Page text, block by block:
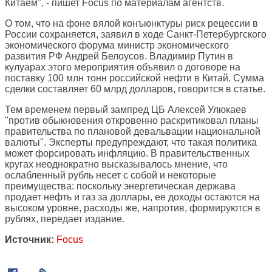
Китаем", - пишет Focus по материалам агентств.
О том, что на фоне вялой конъюнктуры риск рецессии в
России сохраняется, заявил в ходе Санкт-Петербургского
экономического форума министр экономического
развития РФ Андрей Белоусов. Владимир Путин в
кулуарах этого мероприятия объявил о договоре на
поставку 100 млн тонн российской нефти в Китай. Сумма
сделки составляет 60 млрд долларов, говорится в статье.
Тем временем первый зампред ЦБ Алексей Улюкаев
"против обыкновения откровенно раскритиковал планы
правительства по плановой девальвации национальной
валюты". Эксперты предупреждают, что такая политика
может форсировать инфляцию. В правительственных
кругах неоднократно высказывалось мнение, что
ослабленный рубль несет с собой и некоторые
преимущества: поскольку энергетическая держава
продает нефть и газ за доллары, ее доходы остаются на
высоком уровне, расходы же, напротив, формируются в
рублях, передает издание.
Источник: Focus